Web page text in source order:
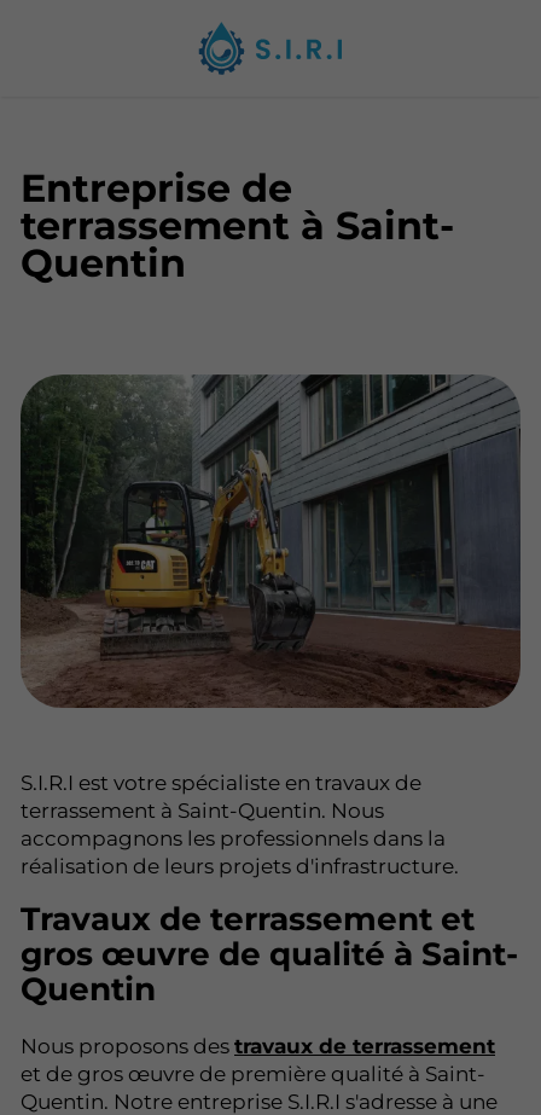
Entreprise de
terrassement à Saint-
Quentin
S.I.R.I est votre spécialiste en travaux de
terrassement à Saint-Quentin. Nous
accompagnons les professionnels dans la
réalisation de leurs projets d'infrastructure.
Travaux de terrassement et
gros œuvre de qualité à Saint-
Quentin
Nous proposons des travaux de terrassement
et de gros œuvre de première qualité à Saint-
Quentin. Notre entreprise S.I.R.I s'adresse à une